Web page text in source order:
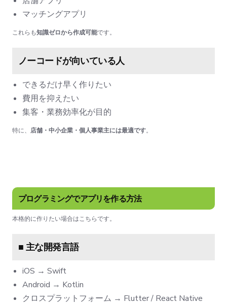
マッチングアプリ
これらも知識ゼロから作成可能です。
ノーコードが向いている人
できるだけ早く作りたい
費用を抑えたい
集客・業務効率化が目的
特に、 店舗・中小企業・個人事業主には最適です。
プログラミングでアプリを作る方法
本格的に作りたい場合はこちらです。
■ 主な開発言語
iOS → Swift
Android → Kotlin
クロスプラットフォーム → Flutter / React Native